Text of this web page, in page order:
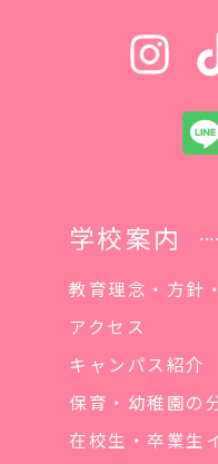
学校案内
教育理念・方針
アクセス
キャンパス紹介
保育・幼稚園の
在校生・卒業生